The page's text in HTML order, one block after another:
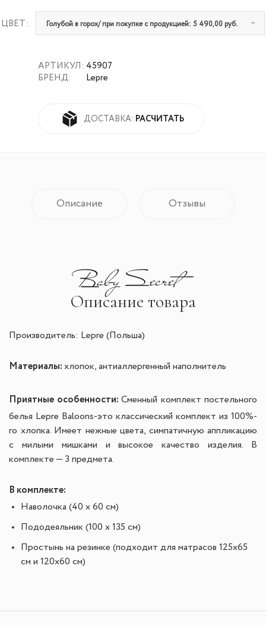
АРТИКУЛ:
БРЕНД:
45907
Lepre
ДОСТАВКА: РАСЧИТАТЬ
ЦВЕТ: Голубой в горох/ при покупке с продукцией: 5 490,00 руб.
Описание Отзывы
Описание товара
Производитель: Lepre (Польша)
Материалы: хлопок, антиаллергенный наполнитель
Приятные особенности: Сменный комплект постельного
белья Lepre Baloons-это классический комплект из 100%-
го хлопка. Имеет нежные цвета, симпатичную аппликацию
с милыми мишками и высокое качество изделия. В
комплекте — 3 предмета.
В комплекте:
Наволочка (40 х 60 см)
Пододеяльник (100 х 135 см)
Простынь на резинке (подходит для матрасов 125х65
см и 120х60 см)